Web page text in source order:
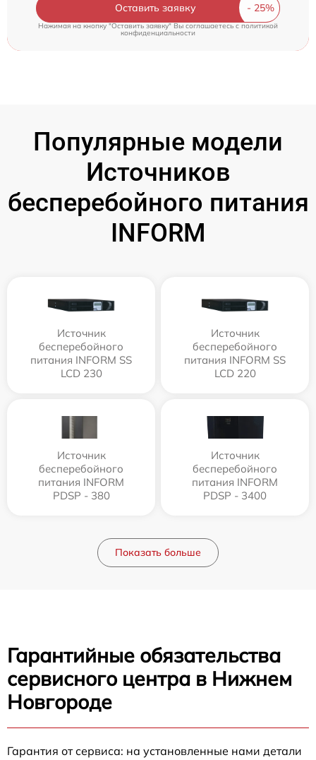
Оставить заявку
Нажимая на кнопку "Оставить заявку" Вы соглашаетесь cполитикой
конфиденциальности
Популярные модели
Источников
бесперебойного питания
INFORM
Источник
бесперебойного
питания INFORM SS
LCD 230
Источник
бесперебойного
питания INFORM SS
LCD 220
Источник
бесперебойного
питания INFORM
PDSP - 380
Источник
бесперебойного
питания INFORM
PDSP - 3400
Показать больше
Гарантийные обязательства
сервисного центра в Нижнем
Новгороде
Гарантия от сервиса: на установленные нами детали